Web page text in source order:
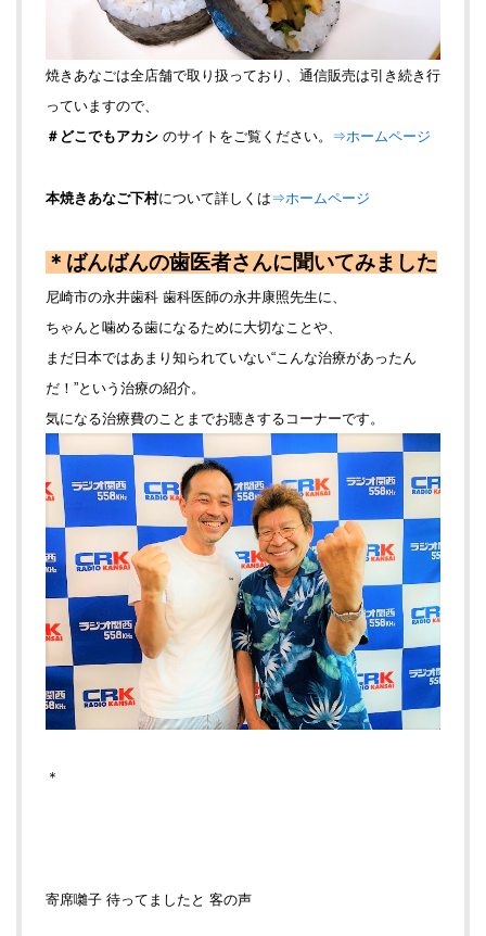
焼きあなごは全店舗で取り扱っており、通信販売は引き続き行
っていますので、
＃どこでもアカシ のサイトをご覧ください。 ⇒ホームページ
本焼きあなご下村について詳しくは⇒ホームページ
＊ばんばんの歯医者さんに聞いてみました
尼崎市の永井歯科 歯科医師の永井康照先生に、
ちゃんと噛める歯になるために大切なことや、
まだ日本ではあまり知られていない“こんな治療があったん
だ！”という治療の紹介。
気になる治療費のことまでお聴きするコーナーです。
＊
寄席囃子 待ってましたと 客の声